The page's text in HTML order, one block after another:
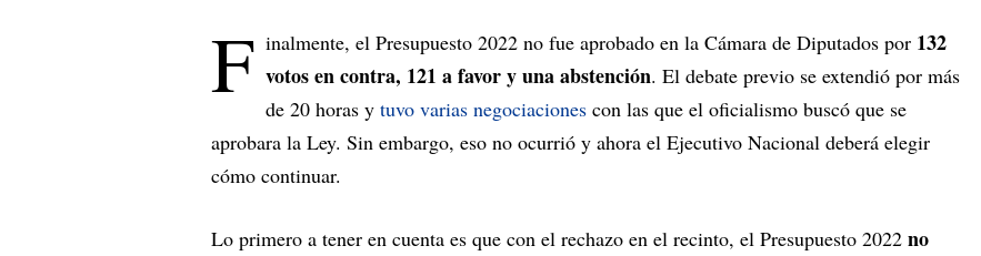
F inalmente, el Presupuesto 2022 no fue aprobado en la Cámara de Diputados por 132
votos en contra, 121 a favor y una abstención. El debate previo se extendió por más
de 20 horas y tuvo varias negociaciones con las que el oficialismo buscó que se
aprobara la Ley. Sin embargo, eso no ocurrió y ahora el Ejecutivo Nacional deberá elegir
cómo continuar.
Lo primero a tener en cuenta es que con el rechazo en el recinto, el Presupuesto 2022 no